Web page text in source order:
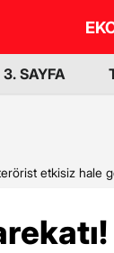
3. SAYFA
etkisiz hale